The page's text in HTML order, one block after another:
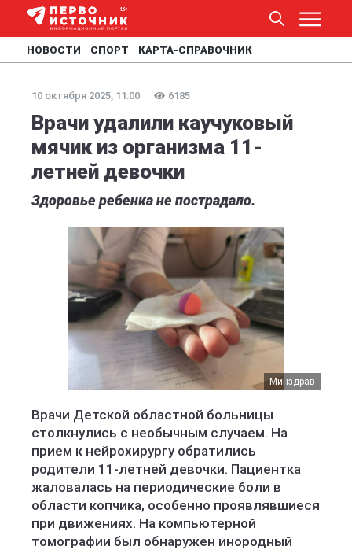
НОВОСТИ СПОРТ КАРТА-СПРАВОЧНИК
10 октября 2025, 11:00 6185
Врачи удалили каучуковый
мячик из организма 11-
летней девочки
Здоровье ребенка не пострадало.
Минздрав
Врачи Детской областной больницы
столкнулись с необычным случаем. На
прием к нейрохирургу обратились
родители 11-летней девочки. Пациентка
жаловалась на периодические боли в
области копчика, особенно проявлявшиеся
при движениях. На компьютерной
томографии был обнаружен инородный